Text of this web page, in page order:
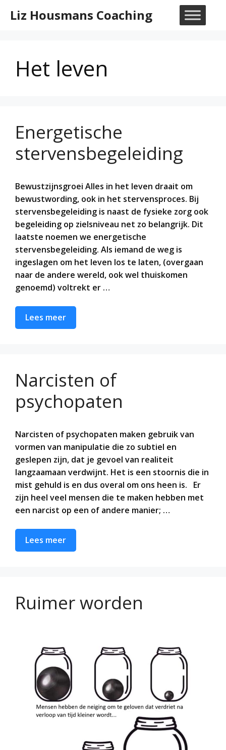
naarLiz Housmans Coaching
Het leven
Energetische
stervensbegeleiding
Bewustzijnsgroei Alles in het leven draait om
bewustwording, ook in het stervensproces. Bij
stervensbegeleiding is naast de fysieke zorg ook
begeleiding op zielsniveau net zo belangrijk. Dit
laatste noemen we energetische
stervensbegeleiding. Als iemand de weg is
ingeslagen om het leven los te laten, (overgaan
naar de andere wereld, ook wel thuiskomen
genoemd) voltrekt er …
Lees meer
Narcisten of
psychopaten
Narcisten of psychopaten maken gebruik van
vormen van manipulatie die zo subtiel en
geslepen zijn, dat je gevoel van realiteit
langzaamaan verdwijnt. Het is een stoornis die in
mist gehuld is en dus overal om ons heen is. Er
zijn heel veel mensen die te maken hebben met
een narcist op een of andere manier; …
Lees meer
Ruimer worden